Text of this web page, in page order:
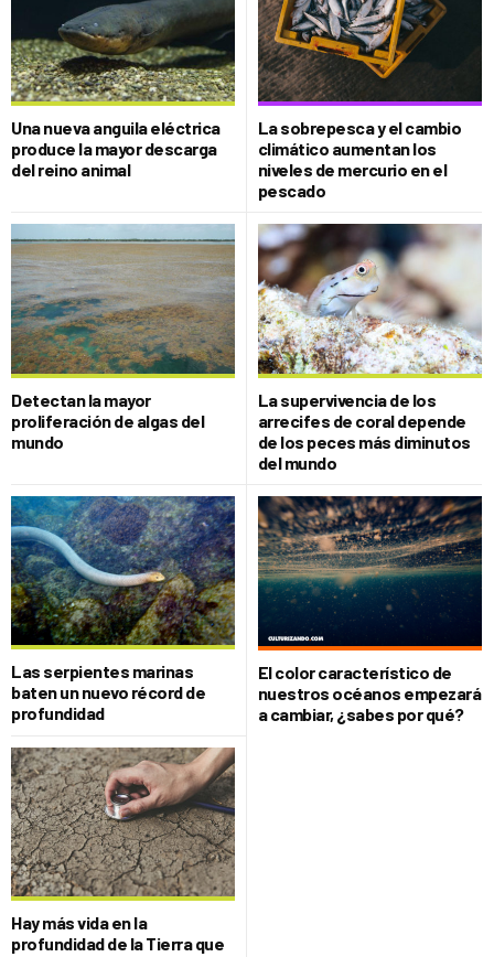
Una nueva anguila eléctrica
produce la mayor descarga
del reino animal
La sobrepesca y el cambio
climático aumentan los
niveles de mercurio en el
pescado
Detectan la mayor
proliferación de algas del
mundo
La supervivencia de los
arrecifes de coral depende
de los peces más diminutos
del mundo
Las serpientes marinas
baten un nuevo récord de
profundidad
El color característico de
nuestros océanos empezará
a cambiar, ¿sabes por qué?
Hay más vida en la
profundidad de la Tierra que